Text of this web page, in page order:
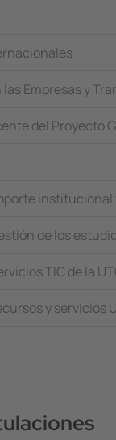
Empresas y
del Proyecto
de los
TIC de la
y servicios